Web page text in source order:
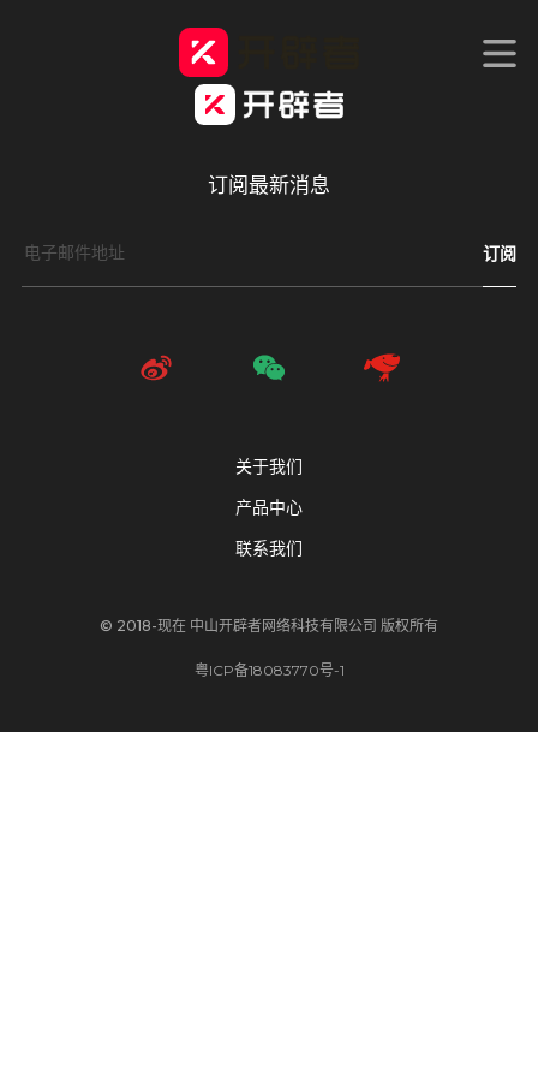
订阅最新消息
订阅
© 2018-现在 中山开辟者网络科技有限公司 版权所有
关于我们
产品中心
联系我们
粤ICP备18083770号-1